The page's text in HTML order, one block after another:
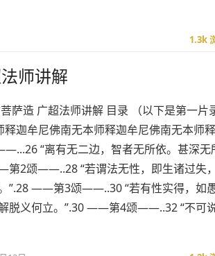
1.3k
师讲解
萨造 广超法师讲解 目录 （以下是第一片
释迦牟尼佛南无本师释迦牟尼佛南无本师
“离有无二边，智者无所依。甚深无
第2颂——..28 “若谓法无性，即生诸过失
”.28 ——第3颂——..30 “若有性实得，如
脱义何立。”.30 ——第4颂——..32 “不可说